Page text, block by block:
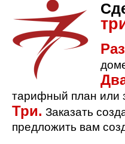
тарифный план или
Три. Заказать
предложить вам